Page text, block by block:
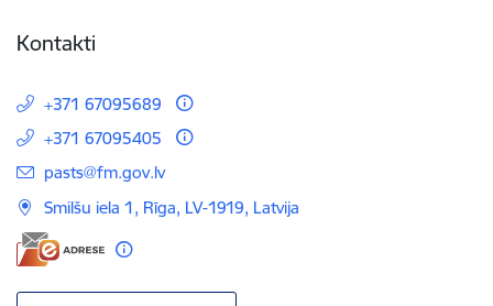
Kontakti
+371 67095689
+371 67095405
E-pasts:
pasts@fm.gov.lv
Smilšu iela 1, Rīga, LV-1919, Latvija